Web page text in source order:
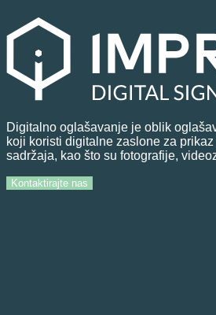
Digitalno oglašavanje je oblik
koji koristi digitalne zaslone za
sadržaja, kao što su fotografije,
Kontaktirajte nas